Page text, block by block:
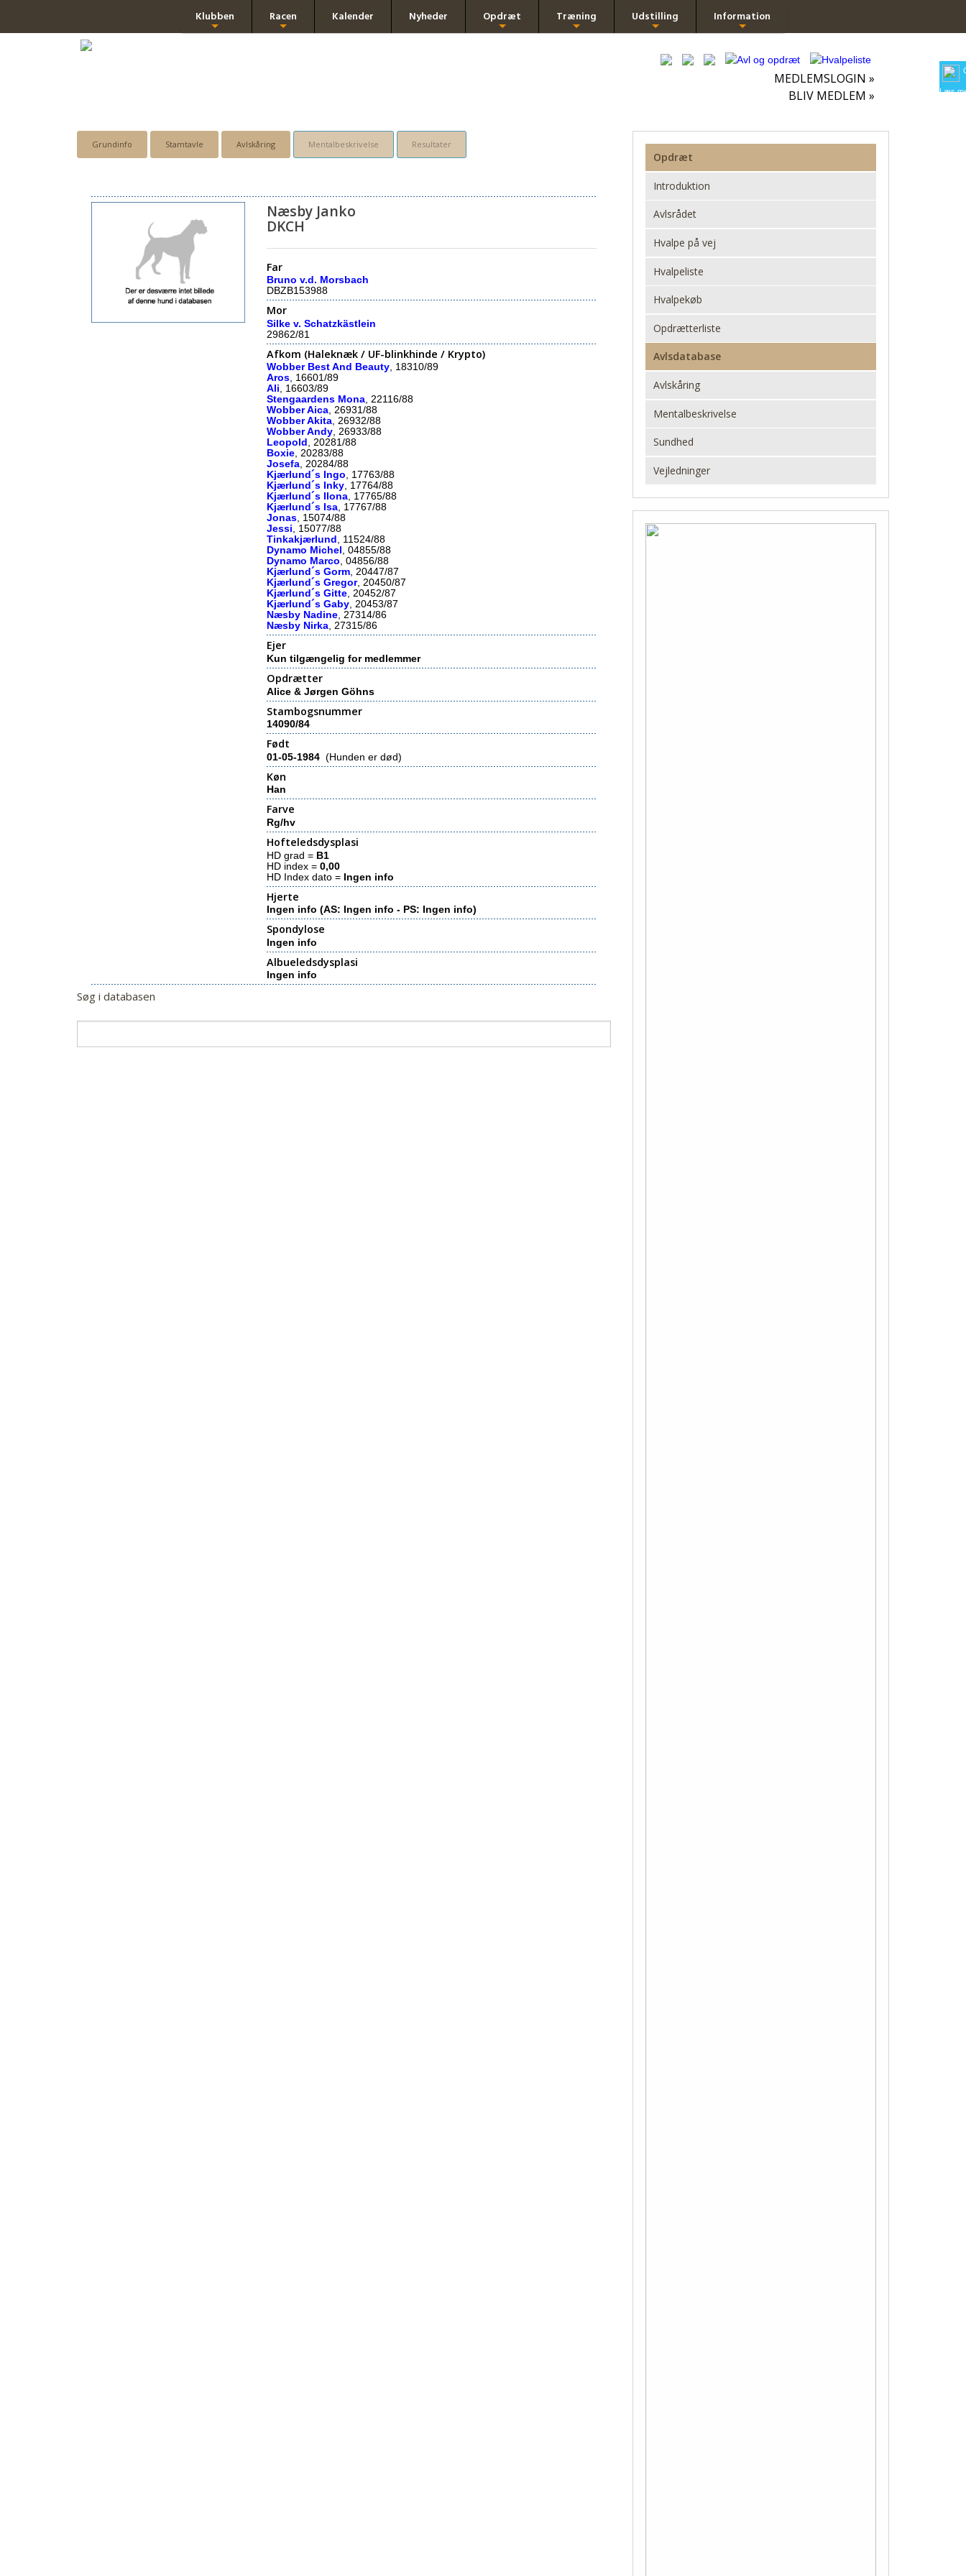
Læs
Klubben Racen Kalender Nyheder Opdræt Træning Udstilling Information
MEDLEMSLOGIN »
BLIV MEDLEM »
Grundinfo Stamtavle Avlskåring Mentalbeskrivelse Resultater
Næsby Janko
DKCH
Far
Bruno v.d. Morsbach
DBZB153988
Mor
Silke v. Schatzkästlein
29862/81
Afkom (Haleknæk / UF-blinkhinde / Krypto)
Wobber Best And Beauty, 18310/89
Aros, 16601/89
Ali, 16603/89
Stengaardens Mona, 22116/88
Wobber Aica, 26931/88
Wobber Akita, 26932/88
Wobber Andy, 26933/88
Leopold , 20281/88
Boxie, 20283/88
Josefa, 20284/88
Kjærlund´s Ingo, 17763/88
Kjærlund´s Inky, 17764/88
Kjærlund´s Ilona, 17765/88
Kjærlund´s Isa, 17767/88
Jonas, 15074/88
Jessi, 15077/88
Tinkakjærlund , 11524/88
Dynamo Michel , 04855/88
Dynamo Marco, 04856/88
Kjærlund´s Gorm, 20447/87
Kjærlund´s Gregor, 20450/87
Kjærlund´s Gitte, 20452/87
Kjærlund´s Gaby, 20453/87
Næsby Nadine, 27314/86
Næsby Nirka, 27315/86
Ejer
Kun tilgængelig for medlemmer
Opdrætter
Alice & Jørgen Göhns
Stambogsnummer
14090/84
Født
01-05-1984 (Hunden er død)
Køn
Han
Farve
Rg/hv
Hofteledsdysplasi
HD grad = B1
HD index =0,00
HD Index dato = Ingen info
Hjerte
Ingen info (AS: Ingen info - PS: Ingen info)
Spondylose
Ingen info
Albueledsdysplasi
Ingen info
Søg i databasen
Opdræt
Introduktion
Avlsrådet
Hvalpe på vej
Hvalpeliste
Hvalpekøb
Opdrætterliste
Avlsdatabase
Avlskåring
Mentalbeskrivelse
Sundhed
Vejledninger